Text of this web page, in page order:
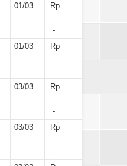
01/03 Rp
-
01/03 Rp
-
03/03 Rp
-
03/03 Rp
-